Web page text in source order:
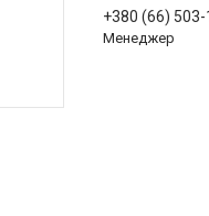
+380 (66)
Менеджер